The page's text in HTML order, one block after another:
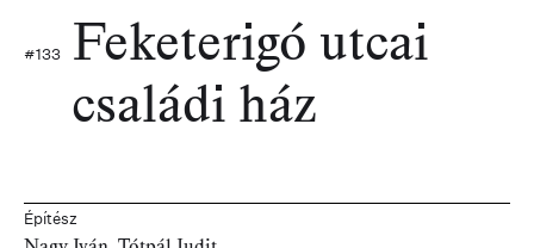
Építész
#133
Feketerigó utcai
családi ház